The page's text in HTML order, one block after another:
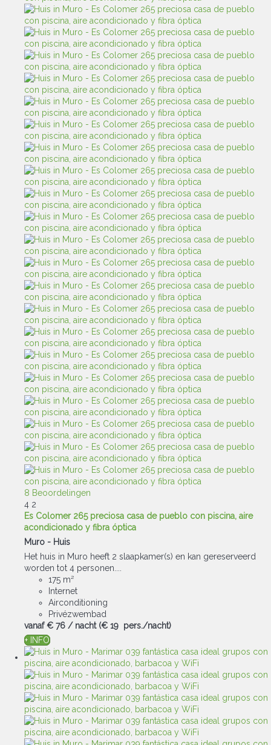
8 Beoordelingen
4 2
Es Colomer 265 preciosa casa de pueblo con piscina, aire
acondicionado y fibra óptica
Muro - Huis
Het huis in Muro heeft 2 slaapkamer(s) en kan gereserveerd
worden tot 4 personen....
175 m²
Internet
Airconditioning
Privézwembad
vanaf € 76 / nacht (€ 19 pers./nacht)
+ INFO